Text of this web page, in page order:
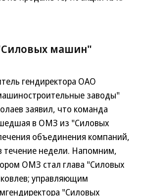
машин"
гендиректора ОАО
заводы"
заявил, что команда
в ОМЗ из "Силовых
объединения компаний,
течение недели. Напомним,
ОМЗ стал глава "Силовых
управляющим
"Силовых